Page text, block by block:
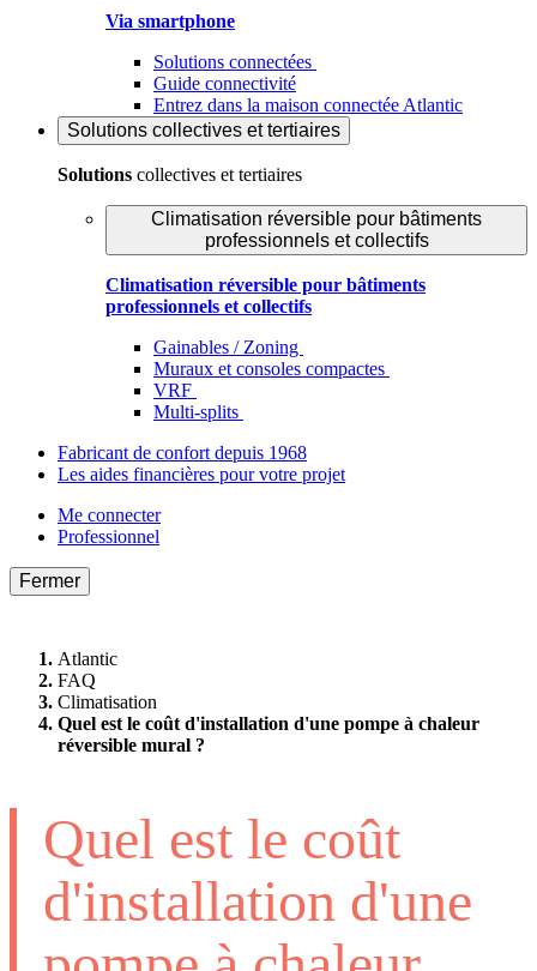
Via smartphone
Solutions connectées
Guide connectivité
Entrez dans la maison connectée Atlantic
Solutions collectives et tertiaires
Solutions collectives et tertiaires
Climatisation réversible pour bâtiments
professionnels et collectifs
Climatisation réversible pour bâtiments
professionnels et collectifs
Gainables / Zoning
Muraux et consoles compactes
VRF
Multi-splits
Fabricant de confort depuis 1968
Les aides financières pour votre projet
Me connecter
Professionnel
Fermer
Atlantic
FAQ
Climatisation
Quel est le coût d'installation d'une pompe à chaleur
réversible mural ?
Quel est le coût
d'installation d'une